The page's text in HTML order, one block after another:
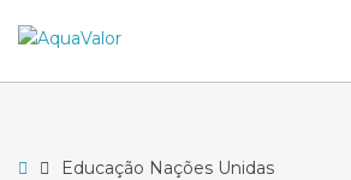
Educação
HomeEducação Nações Unidas